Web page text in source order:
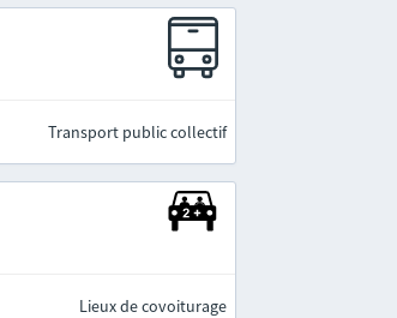
Transport public collectif
Lieux de covoiturage